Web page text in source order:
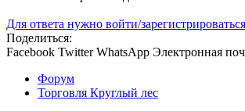
Для ответа нужно войти/зарегистрироваться
Поделиться:
Facebook Twitter WhatsApp Электронная
Форум
Торговля Круглый лес